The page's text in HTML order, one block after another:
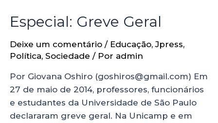
Especial: Greve Geral
Deixe um comentário / Educação,Jpress,
Política, Sociedade / Por admin
Por Giovana Oshiro (goshiros@gmail.com) Em
27 de maio de 2014, professores, funcionários
e estudantes da Universidade de São Paulo
declararam greve geral. Na Unicamp e em